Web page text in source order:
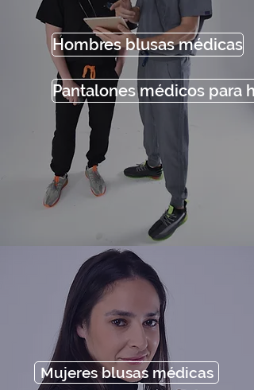
Hombres blusas médicas
Pantalones médicos para
Mujeres blusas médicas